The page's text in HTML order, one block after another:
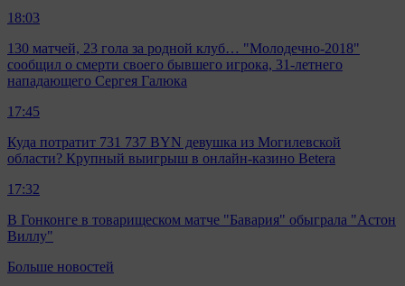
18:03
130 матчей, 23 гола за родной клуб… "Молодечно-2018"
сообщил о смерти своего бывшего игрока, 31-летнего
нападающего Сергея Галюка
17:45
Куда потратит 731 737 BYN девушка из Могилевской
области? Крупный выигрыш в онлайн-казино Betera
17:32
В Гонконге в товарищеском матче "Бавария" обыграла "Астон
Виллу"
Больше новостей